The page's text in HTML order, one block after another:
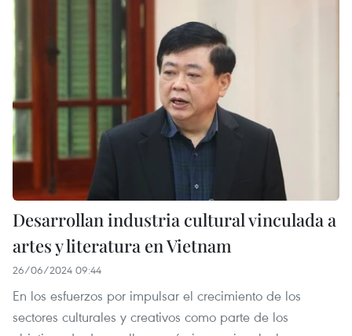
Desarrollan industria cultural vinculada a
artes y literatura en Vietnam
26/06/2024 09:44
En los esfuerzos por impulsar el crecimiento de los
sectores culturales y creativos como parte de los